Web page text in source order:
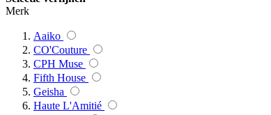
Merk
Aaiko
CO'Couture
CPH Muse
Fifth House
Geisha
Haute L'Amitié